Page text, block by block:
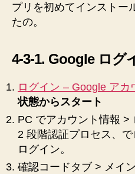
プリを初めてインストー
たの。
4-3-1. Google ログ
ログイン – Google アカ
状態からスタート
PC でアカウント情報 >
2 段階認証プロセス、
ログイン。
確認コードタブ > メイ